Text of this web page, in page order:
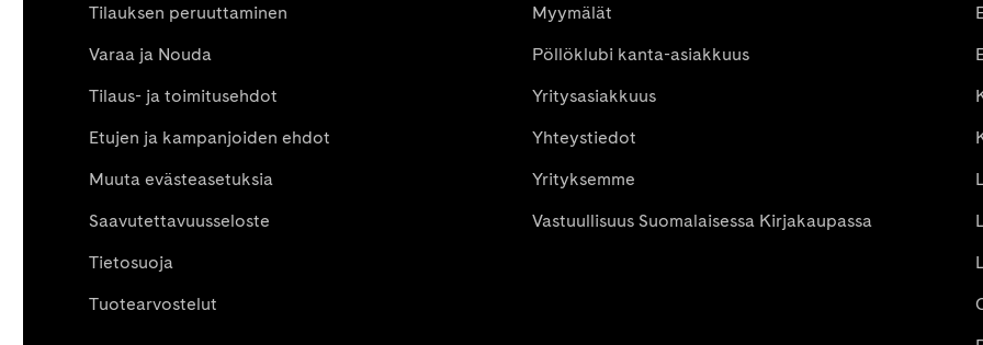
Tilauksen peruuttaminen
Varaa ja Nouda
Tilaus- ja toimitusehdot
Etujen ja kampanjoiden ehdot
Muuta evästeasetuksia
Saavutettavuusseloste
Tietosuoja
Tuotearvostelut
Myymälät
Pöllöklubi kanta-asiakkuus
Yritysasiakkuus
Yhteystiedot
Yrityksemme
Vastuullisuus Suomalaisessa Kirjakaupassa